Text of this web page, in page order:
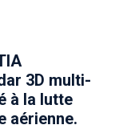
3D multi-
à la lutte
aérienne.